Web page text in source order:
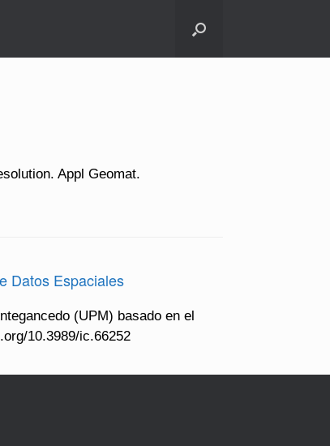
Appl Geomat.
Datos Espaciales
(UPM) basado en el
10.3989/ic.66252